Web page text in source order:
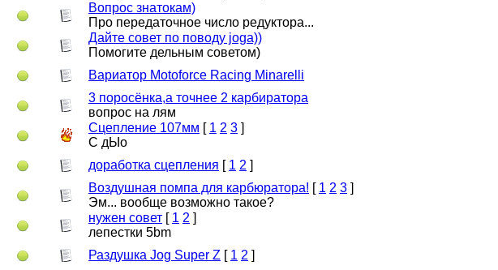
Вопрос знатокам)
Про передаточное число редуктора...
Дайте совет по поводу joga))
Помогите дельным советом)
Вариатор Motoforce Racing Minarelli
3 поросёнка,а точнее 2 карбиратора
вопрос на лям
Сцепление 107мм [ 1 2 3 ]
С дЫо
доработка сцепления [ 1 2 ]
Воздушная помпа для карбюратора! [ 1 2 3 ]
Эм... вообще возможно такое?
нужен совет [ 1 2 ]
лепестки 5bm
Раздушка Jog Super Z [ 1 2 ]